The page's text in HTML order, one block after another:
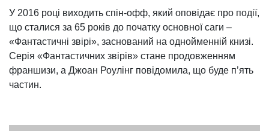
У 2016 році виходить спін-офф, який оповідає про події,
що сталися за 65 років до початку основної саги –
«Фантастичні звірі», заснований на однойменній книзі.
Серія «Фантастичних звірів» стане продовженням
франшизи, а Джоан Роулінг повідомила, що буде п’ять
частин.